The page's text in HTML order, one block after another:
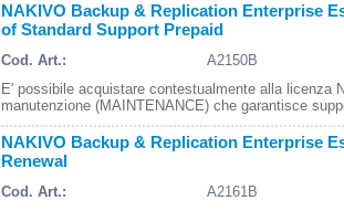
NAKIVO Backup & Replication Enterprise
of Standard Support Prepaid
Cod. Art.:
A2150B
E' possibile acquistare contestualmente alla licenza
manutenzione (MAINTENANCE) che garantisce
NAKIVO Backup & Replication Enterprise
Renewal
Cod. Art.:
A2161B